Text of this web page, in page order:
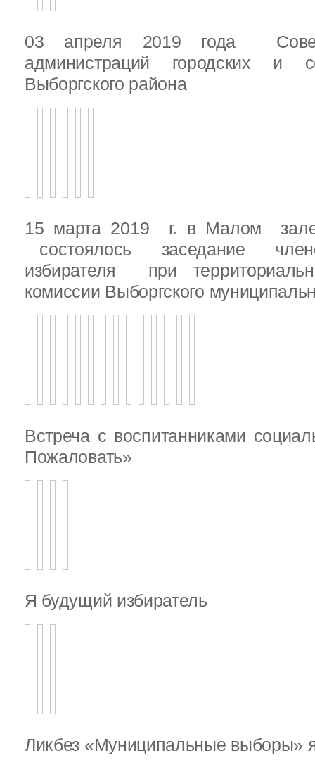
03 апреля 2019 года
администраций городских и
Выборгского района
15 марта 2019 г. в Малом
состоялось заседание
избирателя при
комиссии Выборгского
Встреча с воспитанниками
Пожаловать»
Я будущий избиратель
Ликбез «Муниципальные выборы»